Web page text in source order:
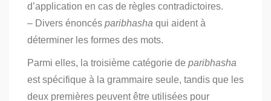
d’application en cas de règles contradictoires.
– Divers énoncés paribhasha qui aident à
déterminer les formes des mots.
Parmi elles, la troisième catégorie de paribhasha
est spécifique à la grammaire seule, tandis que les
deux premières peuvent être utilisées pour